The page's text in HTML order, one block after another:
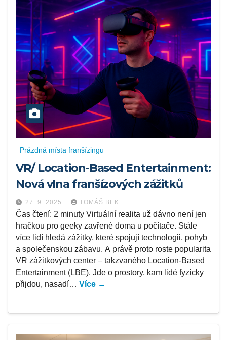
Prázdná místa franšízingu
VR/ Location-Based Entertainment:
Nová vlna franšízových zážitků
27. 9. 2025 TOMÁŠ BEK
Čas čtení: 2 minuty Virtuální realita už dávno není jen
hračkou pro geeky zavřené doma u počítače. Stále
více lidí hledá zážitky, které spojují technologii, pohyb
a společenskou zábavu. A právě proto roste popularita
VR zážitkových center – takzvaného Location-Based
Entertainment (LBE). Jde o prostory, kam lidé fyzicky
přijdou, nasadí… Více →